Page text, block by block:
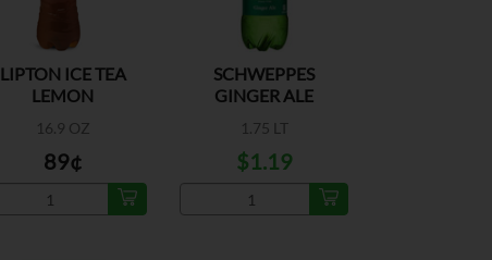
LIPTON ICE TEA
LEMON
16.9 OZ
89¢
SCHWEPPES
GINGER ALE
1.75 LT
$1.19